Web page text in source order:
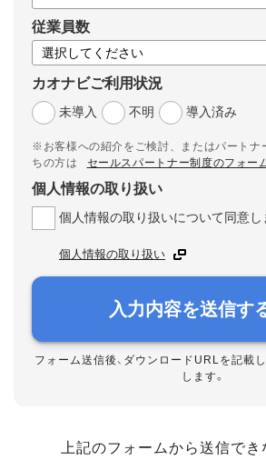
従業員数
カオナビご利用状況
未導入
不明 導入済み
※お客様への紹介をご検討、またはパートナ
ちの方は
セールスパートナー制度のフォー
個人情報の取り扱い
個人情報の取り扱いについて同意し
個人情報の取り扱い
入力内容を送信す
フォーム送信後、ダウンロードURLを記載
します。
上記のフォームから送信でき